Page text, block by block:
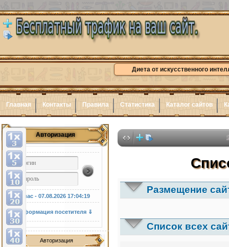
Диета от искусственного
Главная Контакты Правила Статистика Каталог сайтов
Авторизация
У нас - 07.08.202617:04:20
Информация посетителя ⇓
Авторизация
Здесь
Размещение
Список всех